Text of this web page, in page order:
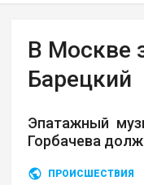
В Москве
Барецкий
Эпатажный
Горбачева
ПРОИСШЕСТВИЯ